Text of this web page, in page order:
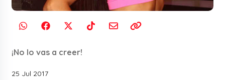
¡No lo vas a creer!
25 Jul 2017